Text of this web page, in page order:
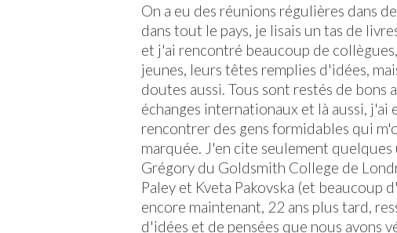
On a eu des réunions régulières dans
dans tout le pays, je lisais un tas de
et j'ai rencontré beaucoup de
jeunes, leurs têtes remplies d'idées,
doutes aussi. Tous sont restés de bons
échanges internationaux et là aussi, j'ai
rencontrer des gens formidables qui
marquée. J'en cite seulement quelques
Grégory du Goldsmith College de
Paley et Kveta Pakovska (et beaucoup
encore maintenant, 22 ans plus tard,
d'idées et de pensées que nous avons